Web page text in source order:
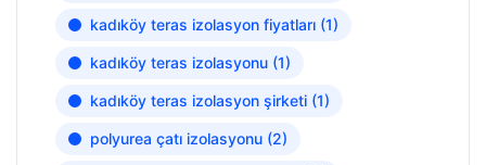
kadıköy teras izolasyon fiyatları (1)
kadıköy teras izolasyonu (1)
kadıköy teras izolasyon şirketi (1)
polyurea çatı izolasyonu (2)